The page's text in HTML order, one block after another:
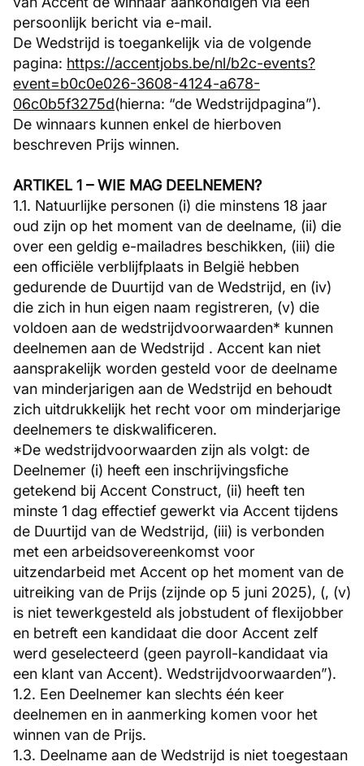
persoonlijk bericht via e-mail.
De Wedstrijd is toegankelijk via de volgende
pagina: https://accentjobs.be/nl/b2c-events?
event=b0c0e026-3608-4124-a678-
06c0b5f3275d(hierna: “de Wedstrijdpagina”).
De winnaars kunnen enkel de hierboven
beschreven Prijs winnen.
ARTIKEL 1 – WIE MAG DEELNEMEN?
1.1. Natuurlijke personen (i) die minstens 18 jaar
oud zijn op het moment van de deelname, (ii) die
over een geldig e-mailadres beschikken, (iii) die
een officiële verblijfplaats in België hebben
gedurende de Duurtijd van de Wedstrijd, en (iv)
die zich in hun eigen naam registreren, (v) die
voldoen aan de wedstrijdvoorwaarden* kunnen
deelnemen aan de Wedstrijd . Accent kan niet
aansprakelijk worden gesteld voor de deelname
van minderjarigen aan de Wedstrijd en behoudt
zich uitdrukkelijk het recht voor om minderjarige
deelnemers te diskwalificeren.
*De wedstrijdvoorwaarden zijn als volgt: de
Deelnemer (i) heeft een inschrijvingsfiche
getekend bij Accent Construct, (ii) heeft ten
minste 1 dag effectief gewerkt via Accent tijdens
de Duurtijd van de Wedstrijd, (iii) is verbonden
met een arbeidsovereenkomst voor
uitzendarbeid met Accent op het moment van de
uitreiking van de Prijs (zijnde op 5 juni 2025), (, (v)
is niet tewerkgesteld als jobstudent of flexijobber
en betreft een kandidaat die door Accent zelf
werd geselecteerd (geen payroll-kandidaat via
een klant van Accent). Wedstrijdvoorwaarden”).
1.2. Een Deelnemer kan slechts één keer
deelnemen en in aanmerking komen voor het
winnen van de Prijs.
1.3. Deelname aan de Wedstrijd is niet toegestaan